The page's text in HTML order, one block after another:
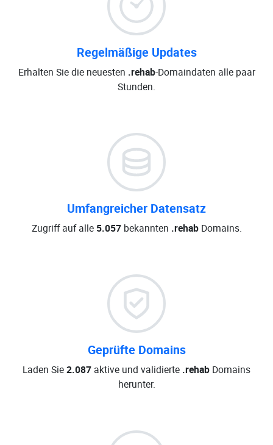
Regelmäßige Updates
Erhalten Sie die neuesten .rehab-Domaindaten alle paar
Stunden.
Umfangreicher Datensatz
Zugriff auf alle 5.057bekannten .rehabDomains.
Geprüfte Domains
Laden Sie2.087 aktive und validierte .rehab Domains
herunter.